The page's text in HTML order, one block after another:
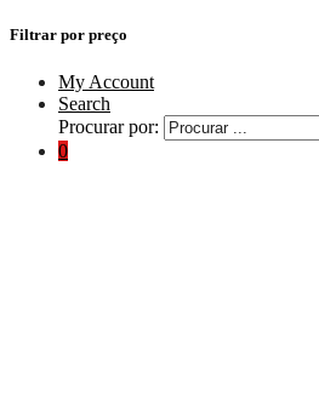
Filtrar por preço
My Account
Search
Procurar por:
0